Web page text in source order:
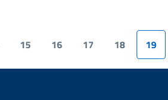
15 16 17 18 19